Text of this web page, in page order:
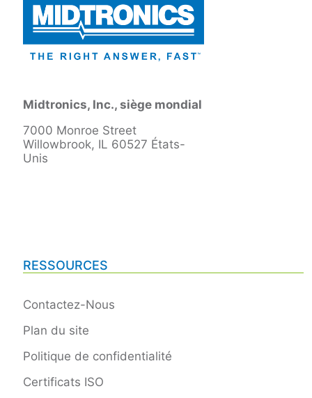
Midtronics, Inc., siège mondial
7000 Monroe Street
Willowbrook, IL 60527 États-
Unis
RESSOURCES
Contactez-Nous
Plan du site
Politique de confidentialité
Certificats ISO